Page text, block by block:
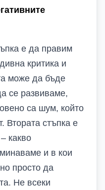
е да правим
критика и
може да бъде
се развиваме,
са шум, който
Втората стъпка е
какво
и в кои
просто да
Не всеки